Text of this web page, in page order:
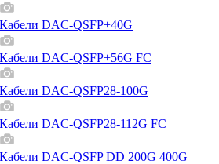
Кабели DAC-QSFP+40G
Кабели DAC-QSFP+56G FC
Кабели DAC-QSFP28-100G
Кабели DAC-QSFP28-112G FC
Кабели DAC-QSFP DD 200G 400G